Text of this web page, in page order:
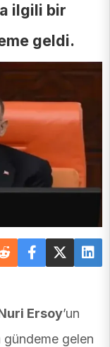
ilgili bir
geldi.
Ersoy’un
gündeme gelen